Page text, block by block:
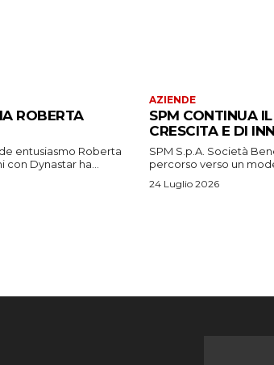
ROBERTA
entusiasmo Roberta
Dynastar ha...
AZIENDE
SPM CONTINUA
CRESCITA E DI
SPM S.p.A. Società
percorso verso un
24 Luglio 2026